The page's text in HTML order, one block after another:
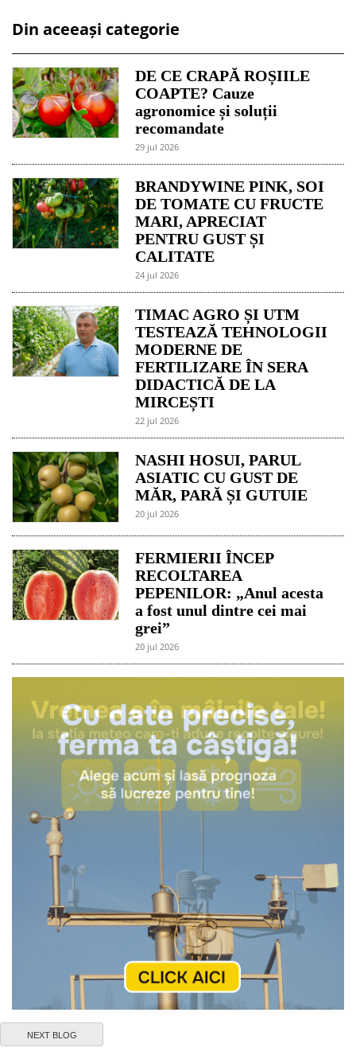
Din aceeași categorie
DE CE CRAPĂ ROȘIILE
COAPTE? Cauze
agronomice și soluții
recomandate
29 jul 2026
BRANDYWINE PINK, SOI
DE TOMATE CU FRUCTE
MARI, APRECIAT
PENTRU GUST ȘI
CALITATE
24 jul 2026
TIMAC AGRO ȘI UTM
TESTEAZĂ TEHNOLOGII
MODERNE DE
FERTILIZARE ÎN SERA
DIDACTICĂ DE LA
MIRCEȘTI
22 jul 2026
NASHI HOSUI, PARUL
ASIATIC CU GUST DE
MĂR, PARĂ ȘI GUTUIE
20 jul 2026
FERMIERII ÎNCEP
RECOLTAREA
PEPENILOR: „Anul acesta
a fost unul dintre cei mai
grei”
20 jul 2026
NEXT BLOG